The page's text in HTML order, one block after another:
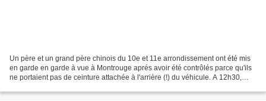
Un père et un grand père chinois du 10e et 11e arrondissement ont été mis
en garde en garde à vue à Montrouge aprés avoir été contrôlés parce qu'ils
ne portaient pas de ceinture attachée à l'arrière (!) du véhicule. A 12h30,